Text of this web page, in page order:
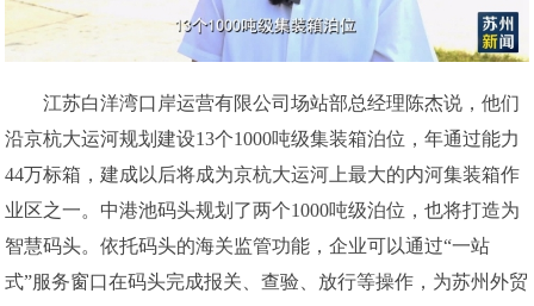
江苏白洋湾口岸运营有限公司场站部总经理陈杰说，他们
沿京杭大运河规划建设13个1000吨级集装箱泊位，年通过能力
44万标箱，建成以后将成为京杭大运河上最大的内河集装箱作
业区之一。中港池码头规划了两个1000吨级泊位，也将打造为
智慧码头。依托码头的海关监管功能，企业可以通过“一站
式”服务窗口在码头完成报关、查验、放行等操作，为苏州外贸